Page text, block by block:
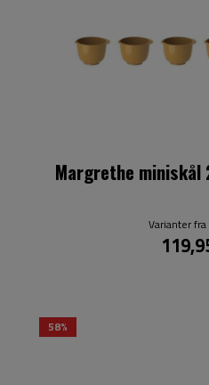
Margrethe
Varianter fra
58%